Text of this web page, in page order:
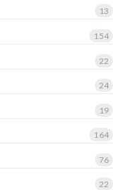
13
154
22
24
19
164
76
22